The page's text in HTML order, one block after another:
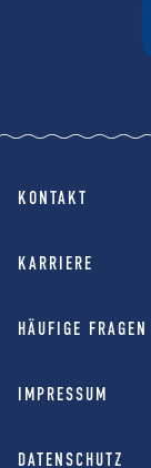
KONTAKT
KARRIERE
HÄUFIGE FRAGEN
IMPRESSUM
DATENSCHUTZ